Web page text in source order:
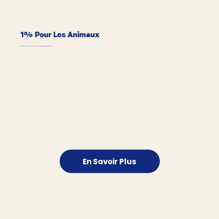
1% Pour Les Animaux
En Savoir Plus